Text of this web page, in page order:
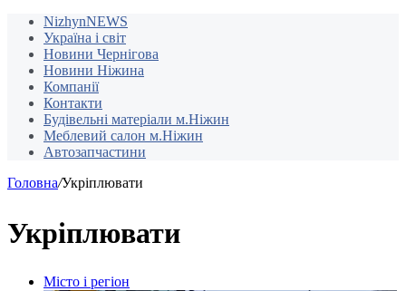
NizhynNEWS
Україна і світ
Новини Чернігова
Новини Ніжина
Компанії
Контакти
Будівельні матеріали м.Ніжин
Меблевий салон м.Ніжин
Автозапчастини
Головна/Укріплювати
Укріплювати
Місто і регіон